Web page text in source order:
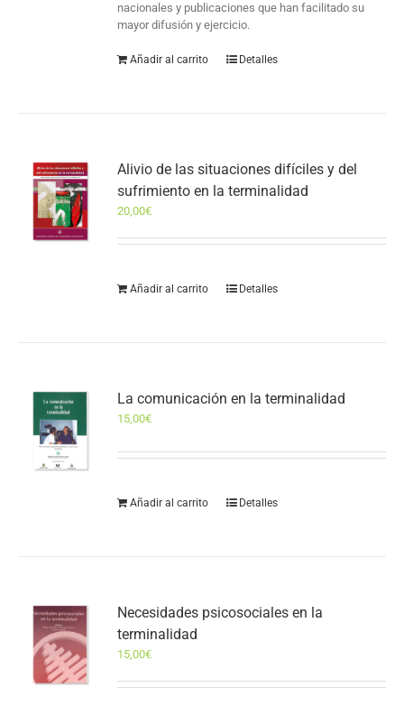
nacionales y publicaciones que han facilitado su
mayor difusión y ejercicio.
Añadir al carrito Detalles
Alivio de las situaciones difíciles y del
sufrimiento en la terminalidad
20,00€
Añadir al carrito Detalles
La comunicación en la terminalidad
15,00€
Añadir al carrito Detalles
Necesidades psicosociales en la
terminalidad
15,00€